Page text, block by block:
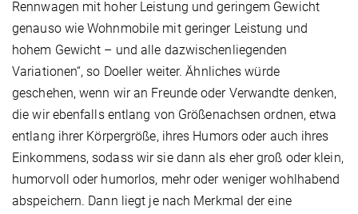
Rennwagen mit hoher Leistung und geringem Gewicht
genauso wie Wohnmobile mit geringer Leistung und
hohem Gewicht – und alle dazwischenliegenden
Variationen“, so Doeller weiter. Ähnliches würde
geschehen, wenn wir an Freunde oder Verwandte denken,
die wir ebenfalls entlang von Größenachsen ordnen, etwa
entlang ihrer Körpergröße, ihres Humors oder auch ihres
Einkommens, sodass wir sie dann als eher groß oder klein,
humorvoll oder humorlos, mehr oder weniger wohlhabend
abspeichern. Dann liegt je nach Merkmal der eine